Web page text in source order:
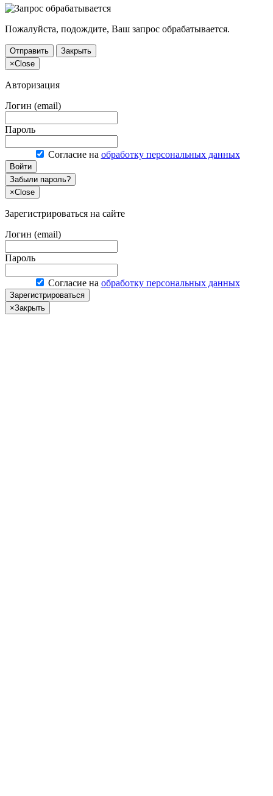
Пожалуйста, подождите, Ваш запрос обрабатывается.
Отправить
Закрыть
×Close
Авторизация
Логин (email)
Пароль
Согласие на обработку персональных данных
Войти
Забыли пароль?
×Close
Зарегистрироваться на сайте
Логин (email)
Пароль
Согласие на обработку персональных данных
Зарегистрироваться
×Закрыть